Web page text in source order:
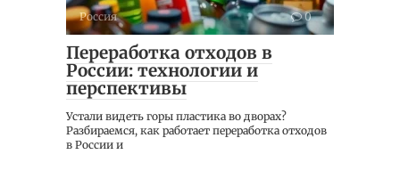
Россия 0
Переработка отходов в
России: технологии и
перспективы
Устали видеть горы пластика во дворах?
Разбираемся, как работает переработка отходов
в России и